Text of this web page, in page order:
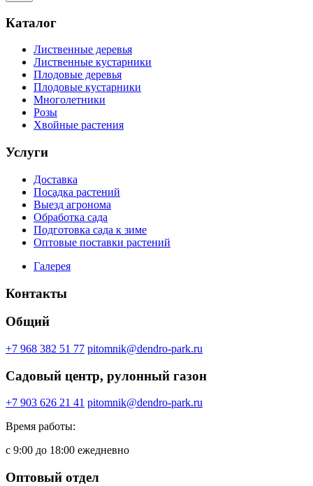
Каталог
Лиственные деревья
Лиственные кустарники
Плодовые деревья
Плодовые кустарники
Многолетники
Розы
Хвойные растения
Услуги
Доставка
Посадка растений
Выезд агронома
Обработка сада
Подготовка сада к зиме
Оптовые поставки растений
Галерея
Контакты
Общий
+7 968 382 51 77 pitomnik@dendro-park.ru
Садовый центр, рулонный газон
+7 903 626 21 41 pitomnik@dendro-park.ru
Время работы:
с 9:00 до 18:00 ежедневно
Оптовый отдел